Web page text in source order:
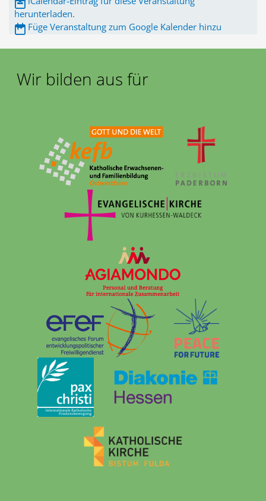
herunterladen.
Füge Veranstaltung zum Google Kalender hinzu
Wir bilden aus für